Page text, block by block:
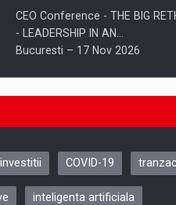
CEO Conference - THE BIG
- LEADERSHIP IN AN…
Bucuresti – 17 Nov 2026
Be Inspired. Make it Happen!,
ARTEMIS LETO, ORADEA, 8
investitii COVID-19
inteligenta artificiala